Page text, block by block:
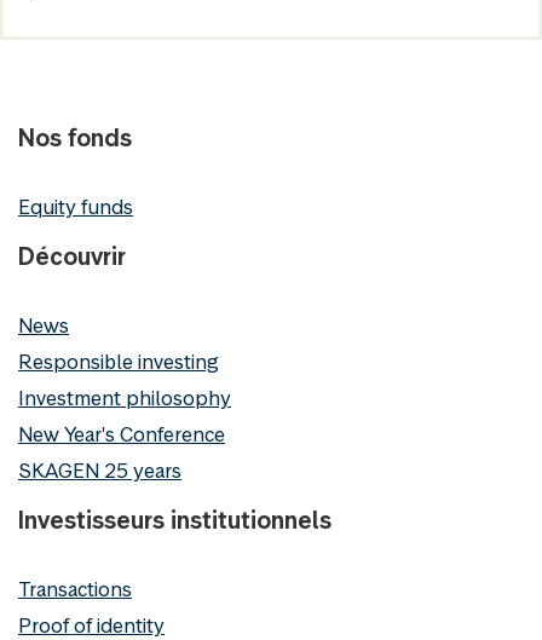
Nos fonds
Equity funds
Découvrir
News
Responsible investing
Investment philosophy
New Year's Conference
SKAGEN 25 years
Investisseurs institutionnels
Transactions
Proof of identity